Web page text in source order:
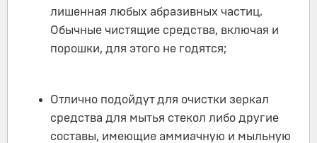
лишенная любых абразивных частиц.
Обычные чистящие средства, включая и
порошки, для этого не годятся;
Отлично подойдут для очистки зеркал
средства для мытья стекол либо другие
составы, имеющие аммиачную и мыльную